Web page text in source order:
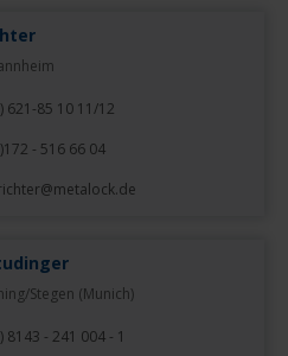
621-85 10 11/12
- 516 66 04
Stegen (Munich)
8143 - 241 004 - 1